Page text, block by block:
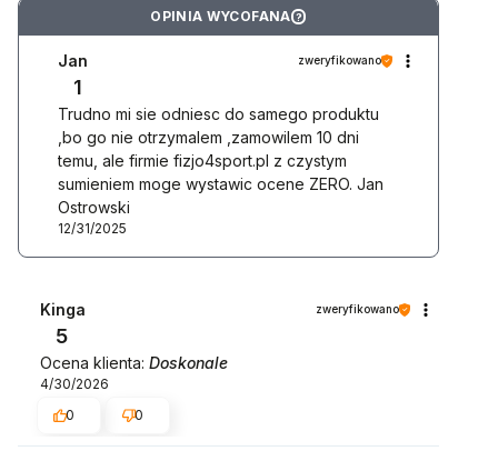
OPINIA WYCOFANA ?
Jan zweryfikowano
1
Trudno mi sie odniesc do samego produktu
,bo go nie otrzymalem ,zamowilem 10 dni
temu, ale firmie fizjo4sport.pl z czystym
sumieniem moge wystawic ocene ZERO. Jan
Ostrowski
12/31/2025
Kinga zweryfikowano
5
Ocena klienta: Doskonale
4/30/2026
0
0